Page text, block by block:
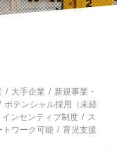
大手企業
新規事業・
ポテンシャル採用（未経
インセンティブ制度
ス
トワーク可能
育児支援